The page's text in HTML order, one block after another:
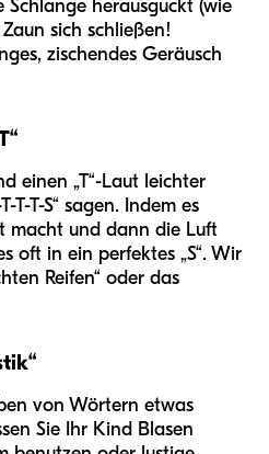
Schlange herausguckt (wie
sich schließen!
zischendes Geräusch
einen „T“-Laut leichter
T-T-S“ sagen. Indem es
macht und dann die Luft
oft in ein perfektes „S“. Wir
Reifen“ oder das
von Wörtern etwas
Sie Ihr Kind Blasen